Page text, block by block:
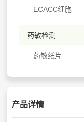
ECACC细胞
药敏检测
药敏纸片
产品详情